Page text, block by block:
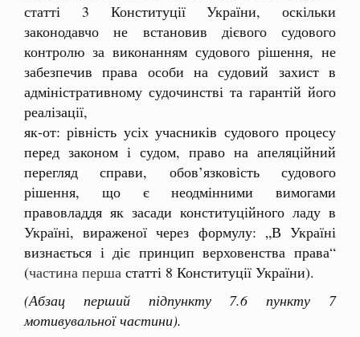
статті 3 Конституції України, оскільки
законодавчо не встановив дієвого судового
контролю за виконанням судового рішення, не
забезпечив права особи на судовий захист в
адміністративному судочинстві та гарантій його
реалізації,
як-от: рівність усіх учасників судового процесу
перед законом і судом, право на апеляційний
перегляд справи, обов’язковість судового
рішення, що є неодмінними вимогами
правовладдя як засади конституційного ладу в
Україні, вираженої через формулу: „В Україні
визнається і діє принцип верховенства права“
(частина перша статті 8 Конституції України).
(Абзац
перший підпункту 7.6 пункту 7
мотивувальної частини).